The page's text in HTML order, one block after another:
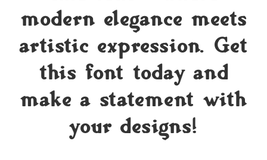
modern elegance meets
artistic expression. Get
this font today and
make a statement with
your designs!